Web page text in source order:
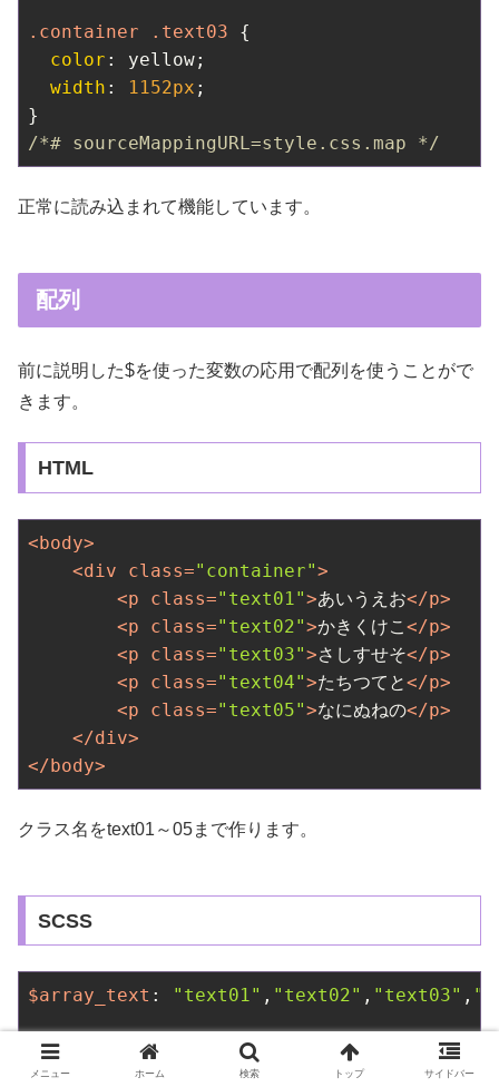
.container .text03 {
color : yellow;
width : 1152px ;
/*# sourceMappingURL=style.css.map */
正常に読み込まれて機能しています。
配列
前に説明した$を使った変数の応用で配列を使うことがで
きます。
HTML
<body>
<div class="container">
<p class="text01">あいうえお</p>
<p class="text02">かきくけこ </p>
<p class="text03">さしすせそ</p>
<p class="text04">たちつてと</p>
<p class="text05">なにぬねの</p>
</div>
</body>
クラス名をtext01～05まで作ります。
SCSS
$array_text : "text01" , "text02" , "text03" ,
.container
{
メニュー ホーム 検索 トップ サイドバー